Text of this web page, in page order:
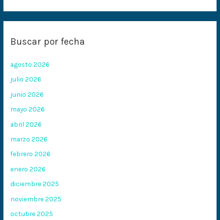
Buscar por fecha
agosto 2026
julio 2026
junio 2026
mayo 2026
abril 2026
marzo 2026
febrero 2026
enero 2026
diciembre 2025
noviembre 2025
octubre 2025